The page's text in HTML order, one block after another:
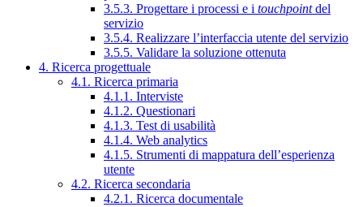
3.5.3. Progettare i processi e i touchpointdel
servizio
3.5.4. Realizzare l’interfaccia utente del servizio
3.5.5. Validare la soluzione ottenuta
4. Ricerca progettuale
4.1. Ricerca primaria
4.1.1. Interviste
4.1.2. Questionari
4.1.3. Test di usabilità
4.1.4. Web analytics
4.1.5. Strumenti di mappatura dell’esperienza
utente
4.2. Ricerca secondaria
4.2.1. Ricerca documentale